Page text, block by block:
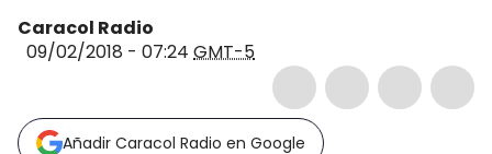
Caracol Radio
09/02/2018 - 07:24 GMT-5
Añadir Caracol Radio en Google